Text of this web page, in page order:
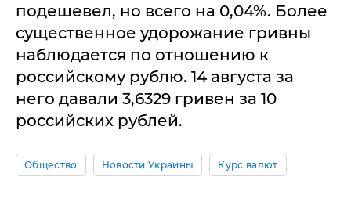
подешевел, но всего на 0,04%. Более
существенное удорожание гривны
наблюдается по отношению к
российскому рублю. 14 августа за
него давали 3,6329 гривен за 10
российских рублей.
Общество Новости Украины Курс валют